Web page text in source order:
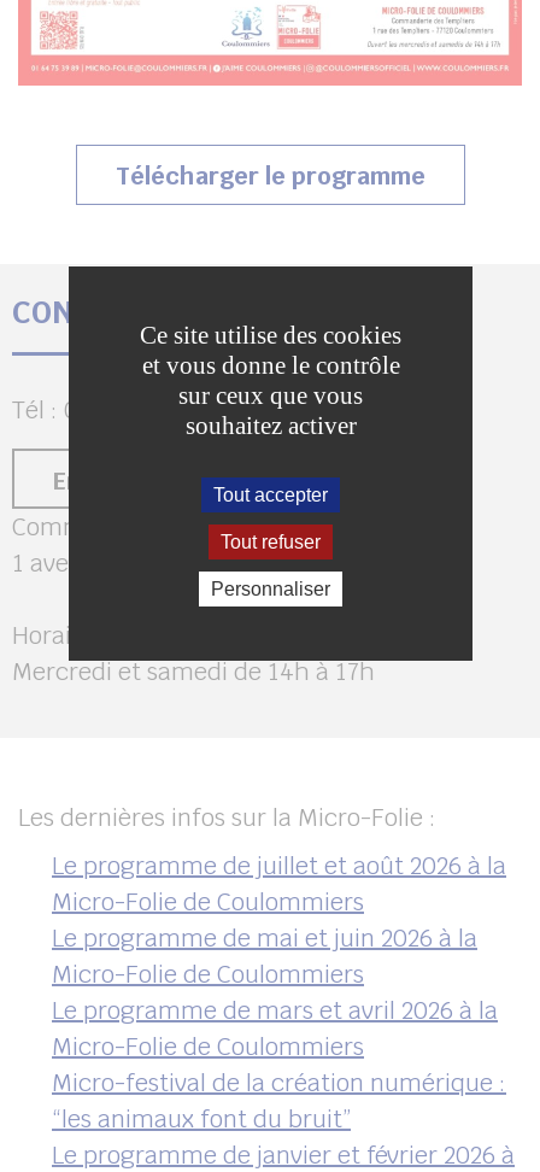
Télécharger le programme
CONTACTEZ LA MICRO-FOLIE
Tél : 01 64 75 39 89
Envoyer un message
Commanderie des Templiers
1 avenue Foch 77120 Coulommiers
Horaires d’ouverture :
Mercredi et samedi de 14h à 17h
Les dernières infos sur la Micro-Folie :
Le programme de juillet et août 2026 à la
Micro-Folie de Coulommiers
Le programme de mai et juin 2026 à la
Micro-Folie de Coulommiers
Le programme de mars et avril 2026 à la
Micro-Folie de Coulommiers
Micro-festival de la création numérique :
“les animaux font du bruit”
Le programme de janvier et février 2026 à
Ce site utilise des cookies
et vous donne le contrôle
sur ceux que vous
souhaitez activer
Tout accepter
Tout refuser
Personnaliser